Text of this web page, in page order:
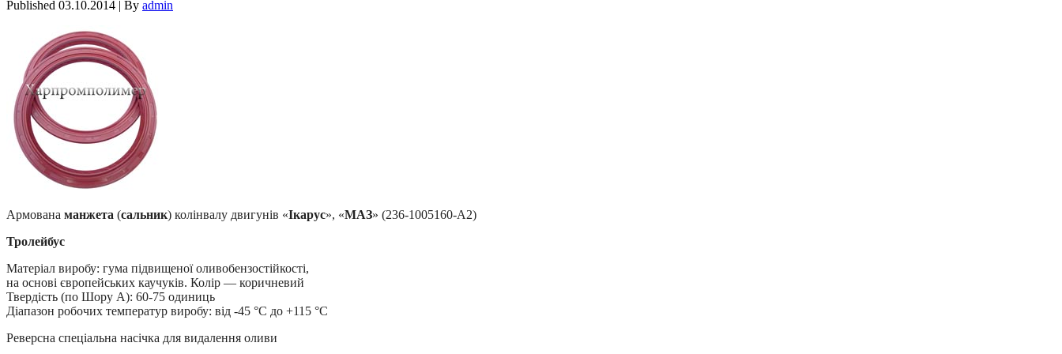
Published 03.10.2014 | By admin
Армована манжета (сальник) колінвалу двигунів «Ікарус», «МАЗ» (236-1005160-А2)
Тролейбус
Матеріал виробу: гума підвищеної оливобензостійкості,
на основі європейських каучуків. Колір — коричневий
Твердість (по Шору А): 60-75 одиниць
Діапазон робочих температур виробу: від -45 °С до +115 °С
Реверсна спеціальна насічка для видалення оливи